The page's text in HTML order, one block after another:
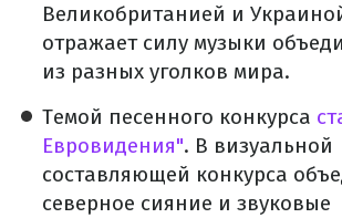
Великобританией и
отражает силу музыки
из разных уголков мира.
Темой песенного конкурса
Евровидения". В визуальной
составляющей конкурса
северное сияние и звуковые